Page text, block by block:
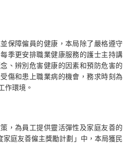
保障僱員的健康，本局除了嚴格遵守
季更安排職業健康服務的護士主持講
、辨別危害健康的因素和預防危害的
傷和患上職業病的機會，務求時刻為
作環境。
，為員工提供靈活彈性及家庭友善的
庭友善僱主獎勵計劃」中，本局獲民